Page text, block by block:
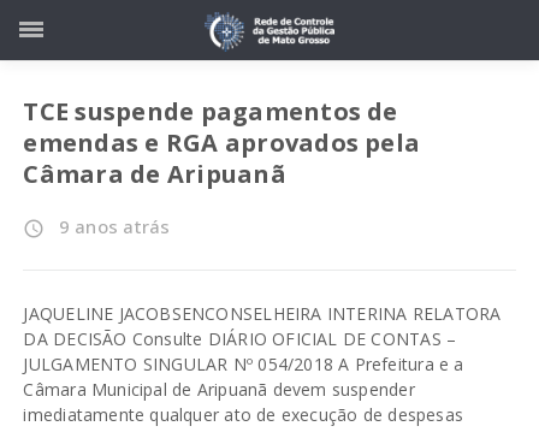
TCE suspende pagamentos de
emendas e RGA aprovados pela
Câmara de Aripuanã
access_time 9 anos atrás
JAQUELINE JACOBSENCONSELHEIRA INTERINA RELATORA
DA DECISÃO Consulte DIÁRIO OFICIAL DE CONTAS –
JULGAMENTO SINGULAR Nº 054/2018 A Prefeitura e a
Câmara Municipal de Aripuanã devem suspender
imediatamente qualquer ato de execução de despesas